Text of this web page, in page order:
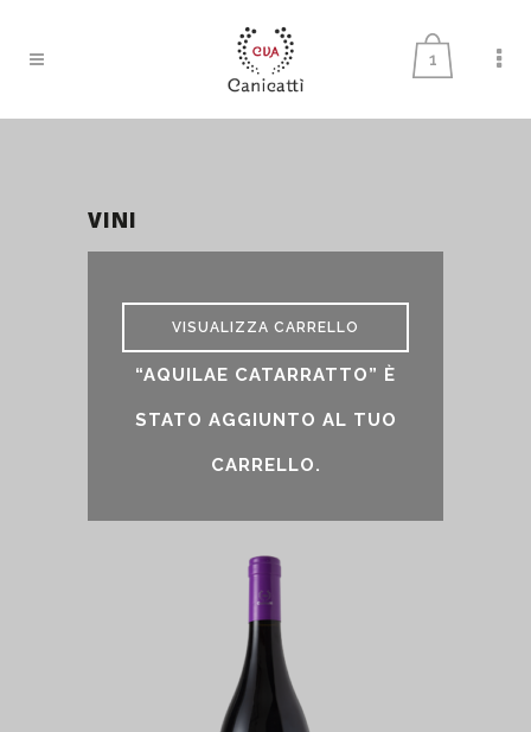
1
VINI
VISUALIZZA CARRELLO
“AQUILAE CATARRATTO” È
STATO AGGIUNTO AL TUO
CARRELLO.